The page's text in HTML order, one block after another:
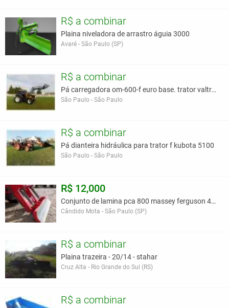
R$ a combinar
Plaina niveladora de arrastro águia 3000
Avaré - São Paulo (SP)
R$ a combinar
Pá carregadora om-600-f euro base. trator valtra b
São Paulo - São Paulo
R$ a combinar
Pá dianteira hidráulica para trator f kubota 5100
São Paulo - São Paulo
R$ 12,000
Conjunto de lamina pca 800 massey ferguson 4292 4x
Cândido Mota - São Paulo (SP)
R$ a combinar
Plaina trazeira - 20/14 - stahar
Cruz Alta - Rio Grande do Sul (RS)
R$ a combinar